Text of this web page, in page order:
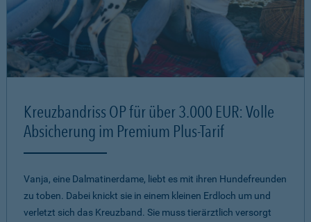
Kreuzbandriss OP für über 3.000 EUR: Volle
Absicherung im Premium Plus-Tarif
Vanja, eine Dalmatinerdame, liebt es mit ihren Hundefreunden
zu toben. Dabei knickt sie in einem kleinen Erdloch um und
verletzt sich das Kreuzband. Sie muss tierärztlich versorgt